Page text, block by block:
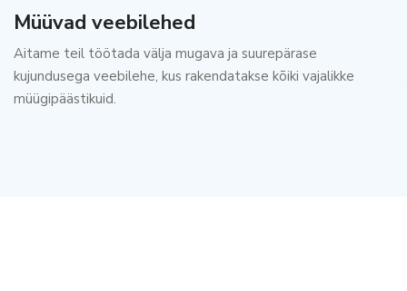
Müüvad veebilehed
Aitame teil töötada välja mugava ja suurepärase
kujundusega veebilehe, kus rakendatakse kõiki vajalikke
müügipäästikuid.